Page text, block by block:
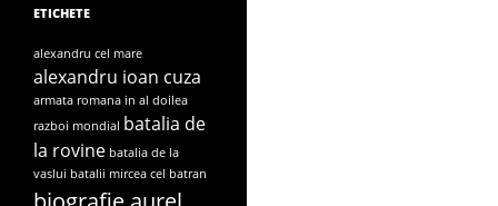
ETICHETE
alexandru cel mare
alexandru ioan cuza
armata romana in al doilea
razboi mondial batalia de
la rovine batalia de la
vaslui batalii mircea cel batran